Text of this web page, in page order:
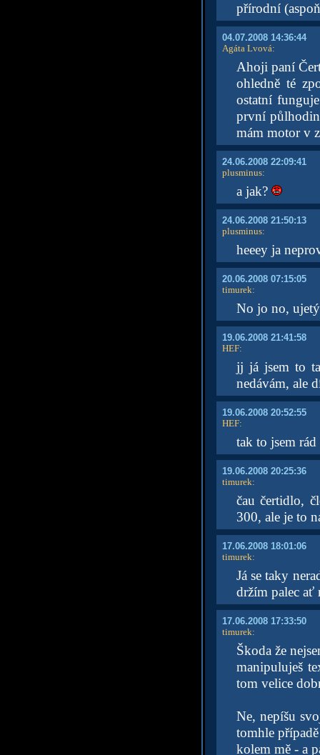
přírodní
04.07.2008 14:36:44
Agáta Lvová:
Ahoji paní
ohledně té
ostatní
první
mám motor v
24.06.2008 22:09:41
plusminus:
a jak?
24.06.2008 21:50:13
plusminus:
heeey ja
20.06.2008 07:15:05
timurek:
No jo no, ujetý
19.06.2008 21:41:58
HEF:
jj já jsem to
nedávám, ale
19.06.2008 20:52:55
HEF:
tak to jsem rád
19.06.2008 20:25:36
timurek:
čau čertidlo,
300, ale je to
17.06.2008 18:01:06
timurek:
Já se taky
držím palec ať
17.06.2008 17:33:50
timurek:
Škoda že
manipuluješ
tom velice
Ne, nepíšu
tomhle
kolem mě - a